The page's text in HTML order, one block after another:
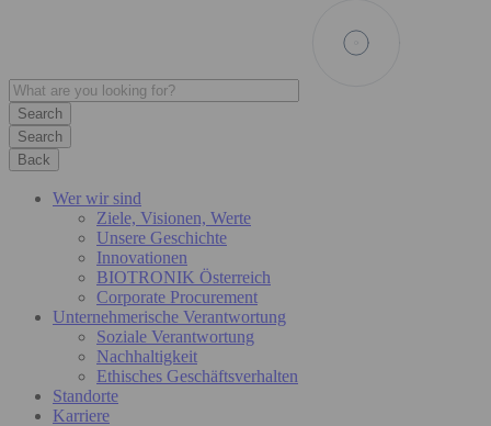
Search
Back
Wer wir sind
Ziele, Visionen, Werte
Unsere Geschichte
Innovationen
BIOTRONIK Österreich
Corporate Procurement
Unternehmerische Verantwortung
Soziale Verantwortung
Nachhaltigkeit
Ethisches Geschäftsverhalten
Standorte
Karriere